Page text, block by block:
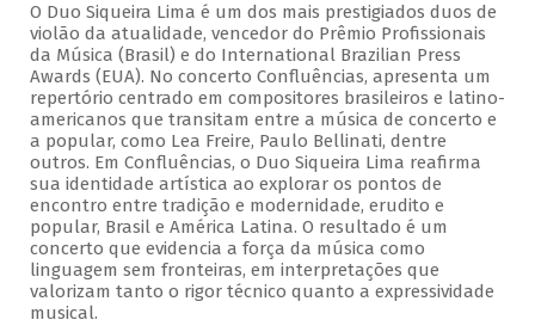
O Duo Siqueira Lima é um dos mais prestigiados duos de
violão da atualidade, vencedor do Prêmio Profissionais
da Música (Brasil) e do International Brazilian Press
Awards (EUA). No concerto Confluências, apresenta um
repertório centrado em compositores brasileiros e latino-
americanos que transitam entre a música de concerto e
a popular, como Lea Freire, Paulo Bellinati, dentre
outros. Em Confluências, o Duo Siqueira Lima reafirma
sua identidade artística ao explorar os pontos de
encontro entre tradição e modernidade, erudito e
popular, Brasil e América Latina. O resultado é um
concerto que evidencia a força da música como
linguagem sem fronteiras, em interpretações que
valorizam tanto o rigor técnico quanto a expressividade
musical.